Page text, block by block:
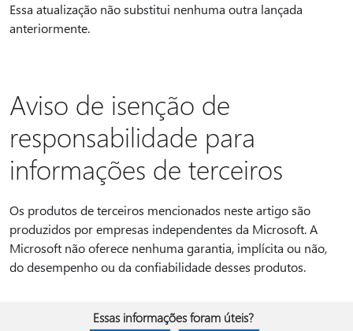
Essa atualização não substitui nenhuma outra lançada
anteriormente.
Aviso de isenção de
responsabilidade para
informações de terceiros
Os produtos de terceiros mencionados neste artigo são
produzidos por empresas independentes da Microsoft. A
Microsoft não oferece nenhuma garantia, implícita ou não,
do desempenho ou da confiabilidade desses produtos.
Essas informações foram úteis?